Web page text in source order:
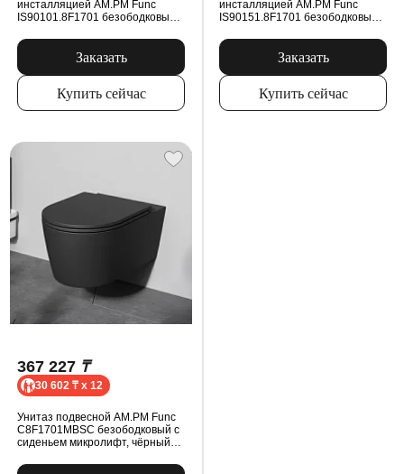
инсталляцией AM.PM Func
IS90101.8F1701 безободковый,
клавишей, белый
Заказать
Купить сейчас
инсталляцией AM.PM Func
IS90151.8F1701 безободковый,
клавишей, белый
Заказать
Купить сейчас
367 227 ₸
30 602 ₸ x 12
Унитаз подвесной AM.PM Func
C8F1701MBSC безободковый с
сиденьем микролифт, чёрный